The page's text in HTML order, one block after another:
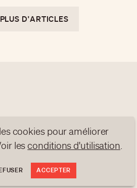
D'ARTICLES
cookies pour améliorer
les conditions d'utilisation
ACCEPTER